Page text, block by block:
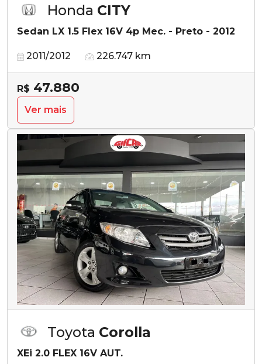
Honda CITY
Sedan LX 1.5 Flex 16V 4p Mec. - Preto - 2012
2011/2012 226.747 km
R$ 47.880
Ver mais
Toyota Corolla
XEi 2.0 FLEX 16V AUT.